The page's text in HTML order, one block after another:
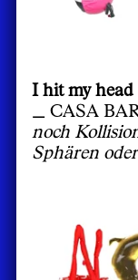
I hit my head
CASA
noch
Sphären